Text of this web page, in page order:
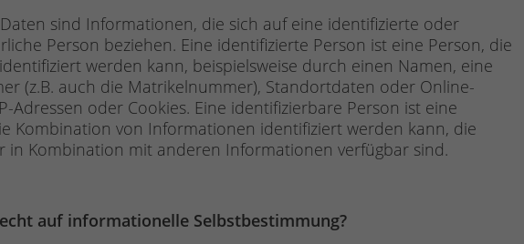
sind Informationen, die sich auf eine identifizierte oder
Person beziehen. Eine identifizierte Person ist eine Person, die
werden kann, beispielsweise durch einen Namen, eine
(z.B. auch die Matrikelnummer), Standortdaten oder Online-
Adressen oder Cookies. Eine identifizierbare Person ist eine
Kombination von Informationen identifiziert werden kann, die
in Kombination mit anderen Informationen verfügbar sind.
auf informationelle Selbstbestimmung?